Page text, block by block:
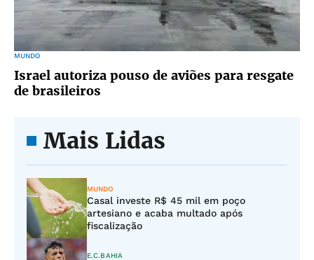
MUNDO
Israel autoriza pouso de aviões para resgate
de brasileiros
Mais Lidas
MUNDO
Casal investe R$ 45 mil em poço
artesiano e acaba multado após
fiscalização
E.C.BAHIA